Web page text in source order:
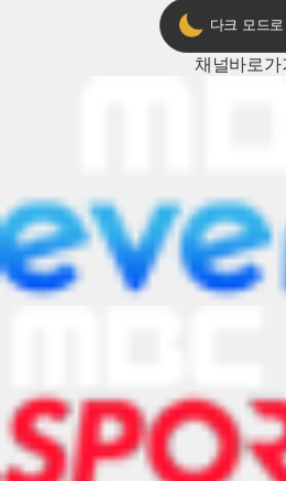
다크 모드
채널바로가